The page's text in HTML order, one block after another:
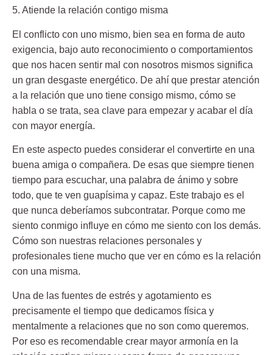
5. Atiende la relación contigo misma
El conflicto con uno mismo, bien sea en forma de auto
exigencia, bajo auto reconocimiento o comportamientos
que nos hacen sentir mal con nosotros mismos significa
un gran desgaste energético. De ahí que prestar atención
a la relación que uno tiene consigo mismo, cómo se
habla o se trata, sea clave para empezar y acabar el día
con mayor energía.
En este aspecto puedes considerar el convertirte en una
buena amiga o compañera. De esas que siempre tienen
tiempo para escuchar, una palabra de ánimo y sobre
todo, que te ven guapísima y capaz. Este trabajo es el
que nunca deberíamos subcontratar. Porque como me
siento conmigo influye en cómo me siento con los demás.
Cómo son nuestras relaciones personales y
profesionales tiene mucho que ver en cómo es la relación
con una misma.
Una de las fuentes de estrés y agotamiento es
precisamente el tiempo que dedicamos física y
mentalmente a relaciones que no son como queremos.
Por eso es recomendable crear mayor armonía en la